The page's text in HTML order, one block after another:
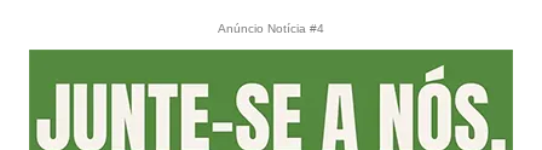
Anúncio Notícia #4